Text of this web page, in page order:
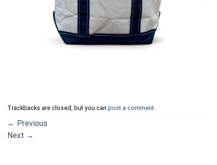
Trackbacks are closed, but you can post a comment.
← Previous
Next →